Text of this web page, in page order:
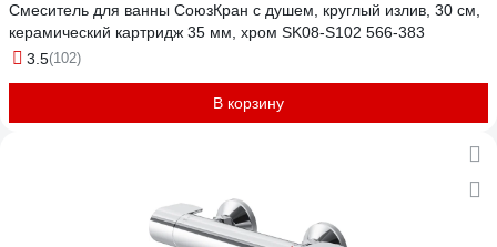
Смеситель для ванны СоюзКран с душем, круглый излив, 30 см,
керамический картридж 35 мм, хром SK08-S102 566-383
3.5(102)
В корзину